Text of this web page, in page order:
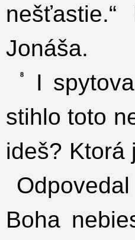
Jonáša.
8
I
stihlo toto
ideš? Ktorá
Boha